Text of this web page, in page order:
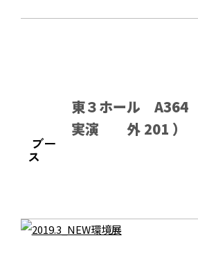
ブー
ス
東３ホール
実演 外 201 ）